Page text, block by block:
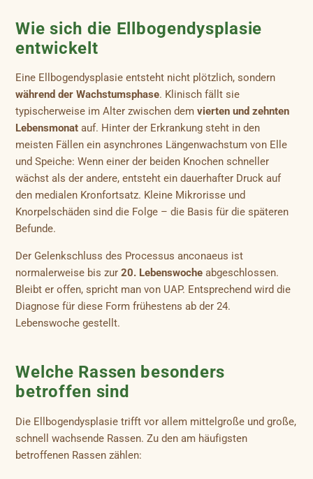
Wie sich die Ellbogendysplasie
entwickelt
Eine Ellbogendysplasie entsteht nicht plötzlich, sondern
während der Wachstumsphase. Klinisch fällt sie
typischerweise im Alter zwischen demvierten und zehnten
Lebensmonat auf. Hinter der Erkrankung steht in den
meisten Fällen ein asynchrones Längenwachstum von Elle
und Speiche: Wenn einer der beiden Knochen schneller
wächst als der andere, entsteht ein dauerhafter Druck auf
den medialen Kronfortsatz. Kleine Mikrorisse und
Knorpelschäden sind die Folge – die Basis für die späteren
Befunde.
Der Gelenkschluss des Processus anconaeus ist
normalerweise bis zur20. Lebenswoche abgeschlossen.
Bleibt er offen, spricht man von UAP. Entsprechend wird die
Diagnose für diese Form frühestens ab der 24.
Lebenswoche gestellt.
Welche Rassen besonders
betroffen sind
Die Ellbogendysplasie trifft vor allem mittelgroße und große,
schnell wachsende Rassen. Zu den am häufigsten
betroffenen Rassen zählen: